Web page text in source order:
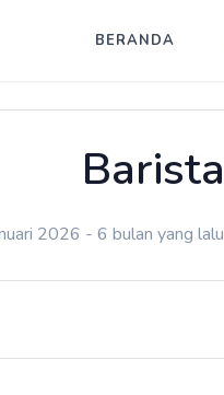
BERANDA
Barista
2026 - 6 bulan yang lalu